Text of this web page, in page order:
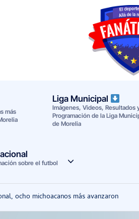
más
Liga Municipal
Imágenes, Videos, Resultados
Programación de la Liga
de Morelia
sobre el futbol
ocho michoacanos más avanzaron